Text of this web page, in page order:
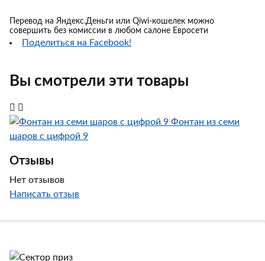
Перевод на Яндекс.Деньги или Qiwi-кошелек можно
совершить без комиссии в любом салоне Евросети
Поделиться на Facebook!
Вы смотрели эти товары
Фонтан из семи
шаров с цифрой 9
Отзывы
Нет отзывов
Написать отзыв